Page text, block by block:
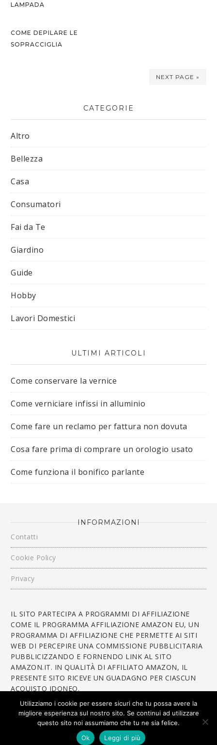
LAMPADA
COME DEPILARE LE
SOPRACCIGLIA
NEXT PAGE »
CATEGORIE
Altro
Bellezza
Casa
Consumatori
Fai da Te
Giardino
Guide
Hobby
Lavori Domestici
ULTIMI ARTICOLI
Come conservare la vernice
Come verniciare infissi in alluminio
Come fare un reclamo per fattura non dovuta
Cosa fare prima di comprare un orologio usato
Come funziona il bonifico parlante
INFORMAZIONI
Contatti
Cookie Policy
Privacy
IL SITO PARTECIPA A PROGRAMMI DI AFFILIAZIONE
COME IL PROGRAMMA AFFILIAZIONE AMAZON EU, UN
PROGRAMMA DI AFFILIAZIONE CHE PERMETTE AI SITI
WEB DI PERCEPIRE UNA COMMISSIONE PUBBLICITARIA
PUBBLICIZZANDO E FORNENDO LINK AL SITO
AMAZON.IT. IN QUALITÀ DI AFFILIATO AMAZON, IL
PRESENTE SITO RICEVE UN GUADAGNO PER CIASCUN
ACQUISTO IDONEO.
Utilizziamo i cookie per essere sicuri che tu possa avere la
migliore esperienza sul nostro sito. Se continui ad utilizzare
questo sito noi assumiamo che tu ne sia felice.
Ok
Leggi di più